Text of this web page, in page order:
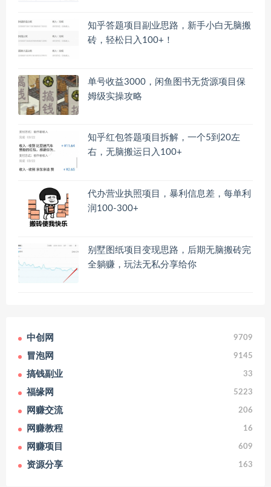
知乎答题项目副业思路，新手小白无脑搬
砖，轻松日入100+！
单号收益3000，闲鱼图书无货源项目保
姆级实操攻略
知乎红包答题项目拆解，一个5到20左
右，无脑搬运日入100+
代办营业执照项目，暴利信息差，每单利
润100-300+
别墅图纸项目变现思路，后期无脑搬砖完
全躺赚，玩法无私分享给你
中创网 9709
冒泡网 9145
搞钱副业 33
福缘网 5223
网赚交流 206
网赚教程 16
网赚项目 609
资源分享 163